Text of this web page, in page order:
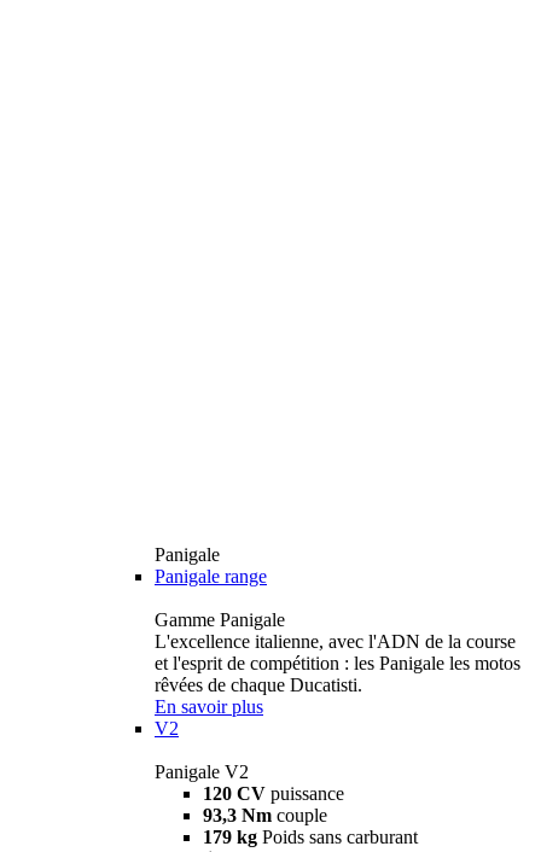
Panigale
Panigale range
Gamme Panigale
L'excellence italienne, avec l'ADN de la course
et l'esprit de compétition : les Panigale les motos
rêvées de chaque Ducatisti.
En savoir plus
V2
Panigale V2
120 CV puissance
93,3 Nm couple
179 kg Poids sans carburant